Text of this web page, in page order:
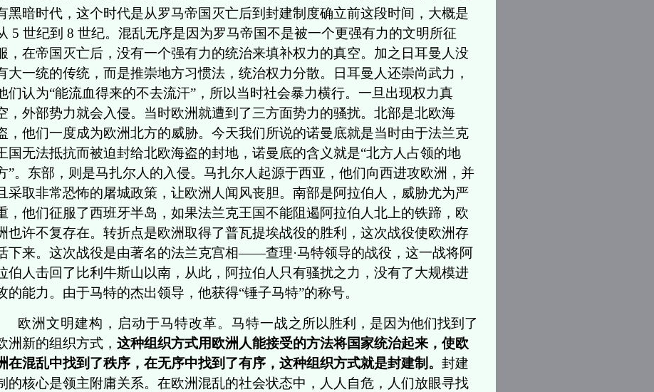
黑暗时代，这个时代是从罗马帝国灭亡后到封建制度确立前这段时间，大概是
5 世纪到 8 世纪。混乱无序是因为罗马帝国不是被一个更强有力的文明所征
，在帝国灭亡后，没有一个强有力的统治来填补权力的真空。加之日耳曼人没
大一统的传统，而是推崇地方习惯法，统治权力分散。日耳曼人还崇尚武力，
们认为“能流血得来的不去流汗”，所以当时社会暴力横行。一旦出现权力真
，外部势力就会入侵。当时欧洲就遭到了三方面势力的骚扰。北部是北欧海
，他们一度成为欧洲北方的威胁。今天我们所说的诺曼底就是当时由于法兰克
国无法抵抗而被迫封给北欧海盗的封地，诺曼底的含义就是“北方人占领的地
”。东部，则是马扎尔人的入侵。马扎尔人起源于西亚，他们向西进攻欧洲，并
采取非常恐怖的屠城政策，让欧洲人闻风丧胆。南部是阿拉伯人，威胁尤为严
，他们征服了西班牙半岛，如果法兰克王国不能阻遏阿拉伯人北上的铁蹄，欧
也许不复存在。转折点是欧洲取得了普瓦提埃战役的胜利，这次战役使欧洲存
下来。这次战役是由著名的法兰克宫相——查理·马特领导的战役，这一战将阿
伯人击回了比利牛斯山以南，从此，阿拉伯人只有骚扰之力，没有了大规模进
的能力。由于马特的杰出领导，他获得“锤子马特”的称号。
欧洲文明建构，启动于马特改革。马特一战之所以胜利，是因为他们找到了
洲新的组织方式， 这种组织方式用欧洲人能接受的方法将国家统治起来，使欧
在混乱中找到了秩序，在无序中找到了有序，这种组织方式就是封建制。 封建
的核心是领主附庸关系。在欧洲混乱的社会状态中，人人自危，人们放眼寻找